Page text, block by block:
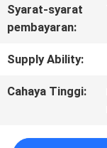
HUBUNGI
KAMI
Syarat-syarat
pembayaran:
Supply Ability:
Cahaya Tinggi: